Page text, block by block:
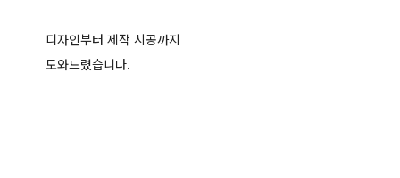
디자인부터 제작 시공까지
도와드렸습니다.